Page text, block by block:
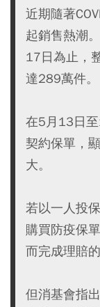
近期隨著
起銷售熱潮
17日為止，
達289萬件。
在5月13日
契約保單，
大。
若以一人投
購買防疫保
而完成理賠
但消基會指